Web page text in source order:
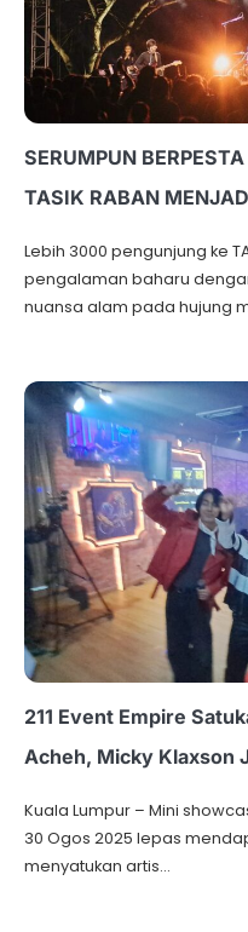
SERUMPUN
TASIK RABAN
Lebih 3000 pengunjung ke
pengalaman baharu
nuansa alam pada hujung
211 Event Empire
Acheh, Micky Klaxson
Kuala Lumpur – Mini
30 Ogos 2025 lepas
menyatukan artis…